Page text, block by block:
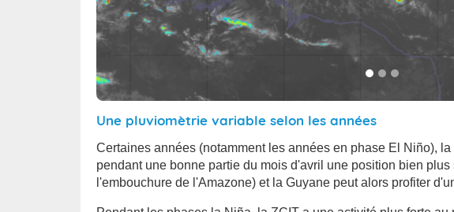
Une pluviomètrie variable selon les années
Certaines années (notamment les années en phase El Niño),
pendant une bonne partie du mois d'avril une position bien
l'embouchure de l'Amazone) et la Guyane peut alors profiter